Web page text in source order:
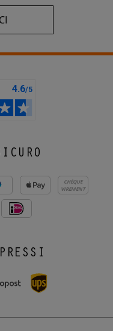
CHÈQUE
VIREMENT